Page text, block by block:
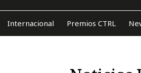
Internacional Premios CTRL